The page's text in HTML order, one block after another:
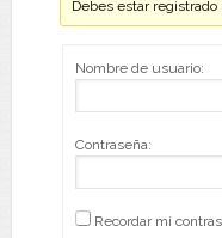
Debes estar
Nombre de usuario:
Contraseña:
Recordar mi